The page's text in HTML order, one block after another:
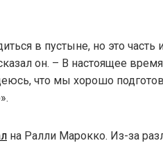
в пустыне, но это часть
он. – В настоящее
что мы хорошо
на Ралли Марокко. Из-за